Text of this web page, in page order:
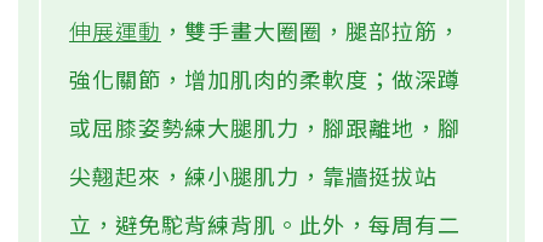
伸展運動 ，雙手畫大圈圈，腿部拉筋，
強化關節，增加肌肉的柔軟度；做深蹲
或屈膝姿勢練大腿肌力，腳跟離地，腳
尖翹起來，練小腿肌力，靠牆挺拔站
立，避免駝背練背肌。此外，每周有二